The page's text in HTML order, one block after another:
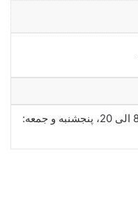
شنبه تا چهارشنبه: 8 الی 20، پنجشنبه و جمعه: